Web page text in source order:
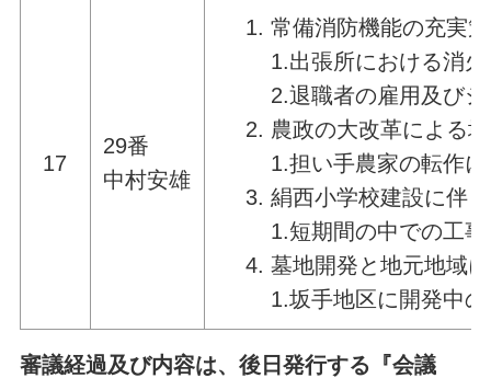
17
29番
中村安雄
常備消防機能の充実
1.出張所における消
2.退職者の雇用及び
農政の大改革による
1.担い手農家の転作
絹西小学校建設に伴
1.短期間の中での工
墓地開発と地元地域
1.坂手地区に開発中
審議経過及び内容は、後日発行する『会議